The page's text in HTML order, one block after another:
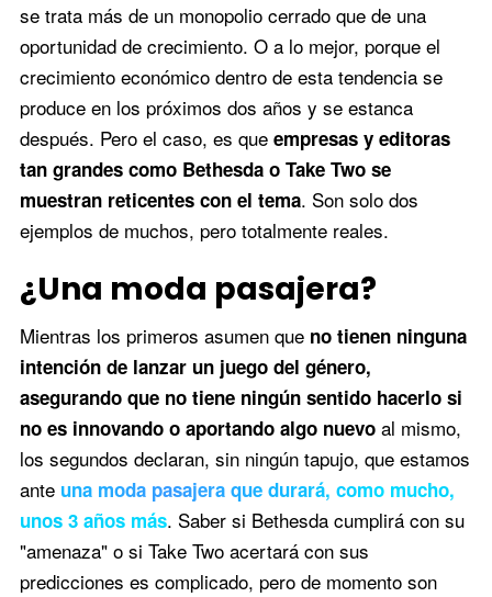
se trata más de un monopolio cerrado que de una
oportunidad de crecimiento. O a lo mejor, porque el
crecimiento económico dentro de esta tendencia se
produce en los próximos dos años y se estanca
después. Pero el caso, es que empresas y editoras
tan grandes como Bethesda o Take Two se
muestran reticentes con el tema. Son solo dos
ejemplos de muchos, pero totalmente reales.
¿Una moda pasajera?
Mientras los primeros asumen que no tienen ninguna
intención de lanzar un juego del género,
asegurando que no tiene ningún sentido hacerlo si
no es innovando o aportando algo nuevoal mismo,
los segundos declaran, sin ningún tapujo, que estamos
ante una moda pasajera que durará, como mucho,
unos 3 años más. Saber si Bethesda cumplirá con su
"amenaza" o si Take Two acertará con sus
predicciones es complicado, pero de momento son